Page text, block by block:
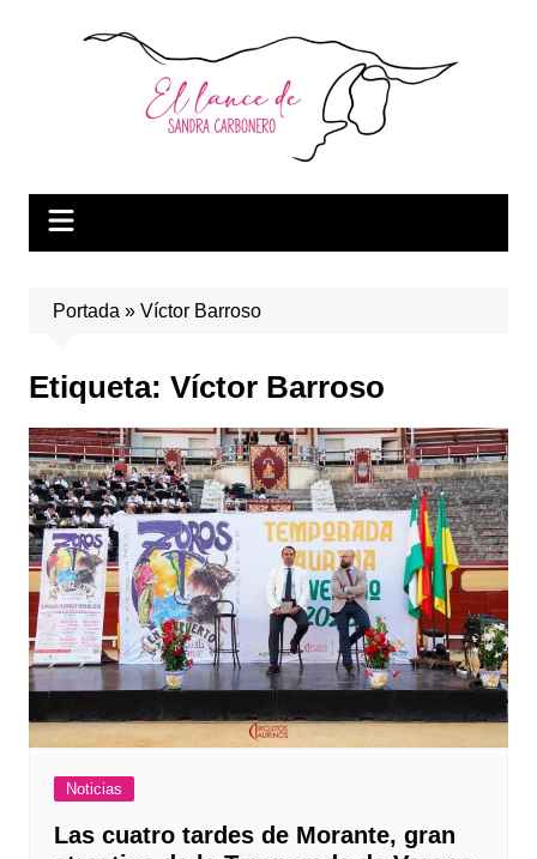
Portada » Víctor Barroso
Etiqueta: Víctor Barroso
Noticias
Las cuatro tardes de Morante, gran